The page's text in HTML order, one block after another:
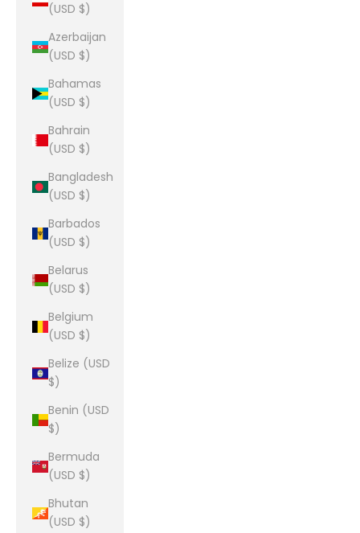
(USD $)
Azerbaijan
(USD $)
Bahamas
(USD $)
Bahrain
(USD $)
Bangladesh
(USD $)
Barbados
(USD $)
Belarus
(USD $)
Belgium
(USD $)
Belize (USD
$)
Benin (USD
$)
Bermuda
(USD $)
Bhutan
(USD $)